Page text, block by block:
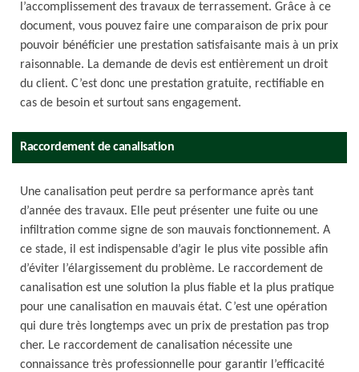
l’accomplissement des travaux de terrassement. Grâce à ce
document, vous pouvez faire une comparaison de prix pour
pouvoir bénéficier une prestation satisfaisante mais à un prix
raisonnable. La demande de devis est entièrement un droit
du client. C’est donc une prestation gratuite, rectifiable en
cas de besoin et surtout sans engagement.
Raccordement de canalisation
Une canalisation peut perdre sa performance après tant
d’année des travaux. Elle peut présenter une fuite ou une
infiltration comme signe de son mauvais fonctionnement. A
ce stade, il est indispensable d’agir le plus vite possible afin
d’éviter l’élargissement du problème. Le raccordement de
canalisation est une solution la plus fiable et la plus pratique
pour une canalisation en mauvais état. C’est une opération
qui dure très longtemps avec un prix de prestation pas trop
cher. Le raccordement de canalisation nécessite une
connaissance très professionnelle pour garantir l’efficacité